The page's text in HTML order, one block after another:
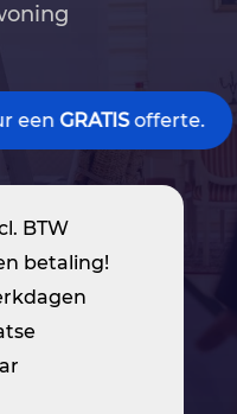
een GRATISofferte.
BTW
betaling!